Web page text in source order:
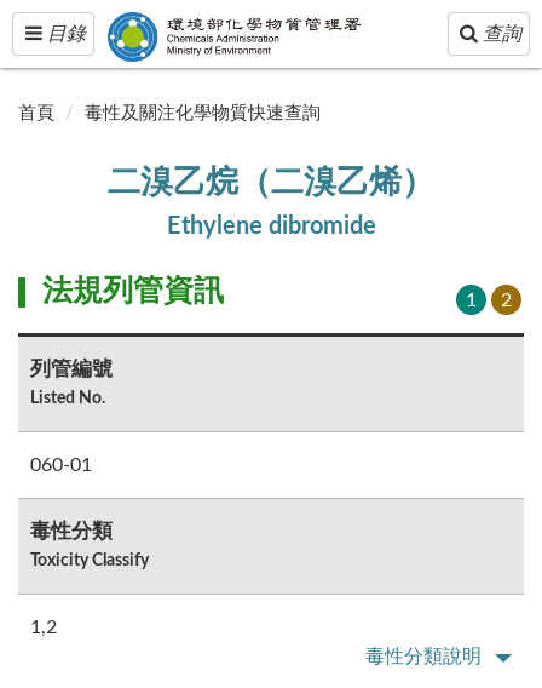
Toggle
navigation
目錄
Toggle
navigation
查詢
首頁 毒性及關注化學物質快速查詢
二溴乙烷（二溴乙烯）
Ethylene dibromide
1 2
法規列管資訊
列管編號
Listed No.
060-01
毒性分類
Toxicity Classify
1,2
毒性分類說明